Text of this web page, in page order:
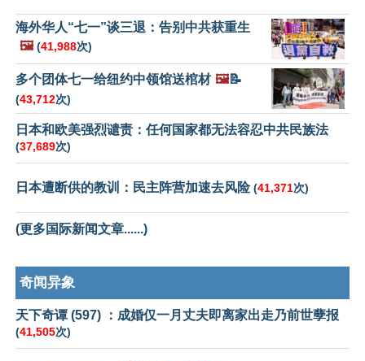
海外华人“七一”谈三退：告别中共获重生
🖼️ (41,988次)
多个团体七一给纽约中领馆送棺材 🖼️📝
(43,712次)
日本和欧美强烈谴责：任何国家都无法容忍中共民族法
(37,689次)
日本遭断供的教训：民主阵营加速去风险(41,371次)
(更多国际新闻文章......)
奇闻异象
天下奇谭 (597) ：成婚仅一月丈夫即离家出走乃前世孽报
(41,505次)